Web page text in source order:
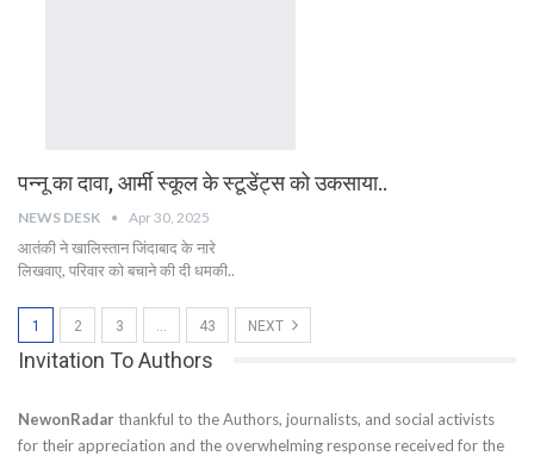
पन्नू का दावा, आर्मी स्कूल के स्टूडेंट्स को उकसाया..
NEWS DESK Apr 30, 2025
आतंकी ने खालिस्तान जिंदाबाद के नारे
लिखवाए, परिवार को बचाने की दी धमकी..
1 2 3 … 43 NEXT
Invitation To Authors
NewonRadar thankful to the Authors, journalists, and social activists
for their appreciation and the overwhelming response received for the